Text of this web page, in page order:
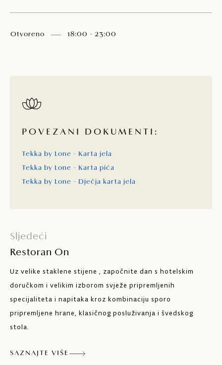
Otvoreno 18:00 - 23:00
POVEZANI DOKUMENTI:
Tekka by Lone - Karta jela
Tekka by Lone - Karta pića
Tekka by Lone - Dječja karta jela
Sljedeći
Restoran On
Uz velike staklene stijene , započnite dan s hotelskim
doručkom i velikim izborom svježe pripremljenih
specijaliteta i napitaka kroz kombinaciju sporo
pripremljene hrane, klasičnog posluživanja i švedskog
stola.
SAZNAJTE VIŠE